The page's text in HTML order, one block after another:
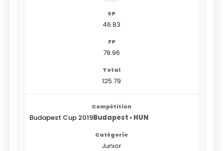
46.83
78.96
125.79
Budapest Cup 2019Budapest • HUN
Junior